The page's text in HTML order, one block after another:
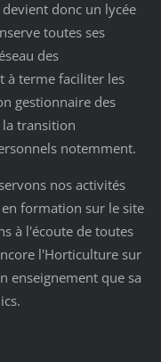
donc un lycée
toutes ses
des
à terme faciliter les
gestionnaire des
transition
notemment.
nos activités
formation sur le site
à l'écoute de toutes
l'Horticulture sur
enseignement que sa